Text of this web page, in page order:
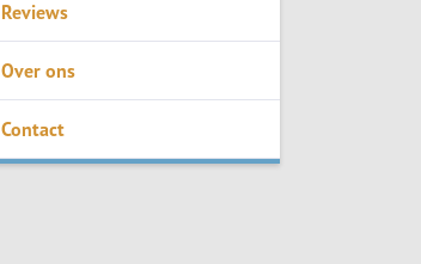
Reviews
Over ons
Contact